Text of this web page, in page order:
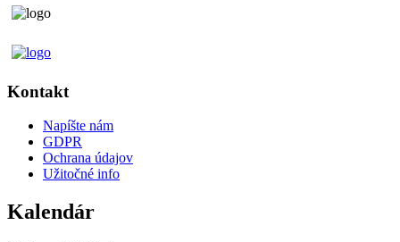
Kontakt
Napíšte nám
GDPR
Ochrana údajov
Užitočné info
Kalendár